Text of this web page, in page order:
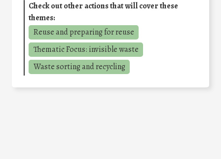
Check out other actions that will cover these
themes:
Reuse and preparing for reuse
Thematic Focus: invisible waste
Waste sorting and recycling